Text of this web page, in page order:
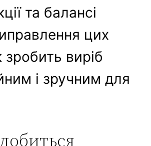
та балансі
цих
виріб
і зручним для